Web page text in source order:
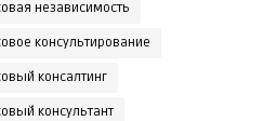
независимость
консультирование
консалтинг
консультант